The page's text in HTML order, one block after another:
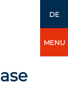
DE
MENU